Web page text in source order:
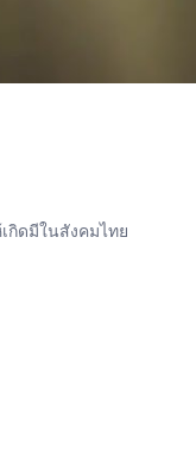
กิดมีในสังคมไทย